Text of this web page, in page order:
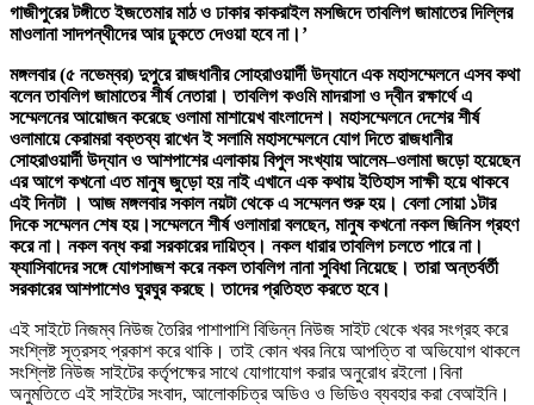
গাজীপুরের টঙ্গীতে ইজতেমার মাঠ ও ঢাকার কাকরাইল মসজিদে তাবলিগ জামাতের দিল্লির
মাওলানা সাদপন্থীদের আর ঢুকতে দেওয়া হবে না।’
মঙ্গলবার (৫ নভেম্বর) দুপুরে রাজধানীর সোহরাওয়ার্দী উদ্যানে এক মহাসম্মেলনে এসব কথা
বলেন তাবলিগ জামাতের শীর্ষ নেতারা। তাবলিগ কওমি মাদরাসা ও দ্বীন রক্ষার্থে এ
সম্মেলনের আয়োজন করেছে ওলামা মাশায়েখ বাংলাদেশ। মহাসম্মেলনে দেশের শীর্ষ
ওলামায়ে কেরামরা বক্তব্য রাখেন ই সলামি মহাসম্মেলনে যোগ দিতে রাজধানীর
সোহরাওয়ার্দী উদ্যান ও আশপাশের এলাকায় বিপুল সংখ্যায় আলেম–ওলামা জড়ো হয়েছেন
এর আগে কখনো এত মানুষ জুড়ো হয় নাই এখানে এক কথায় ইতিহাস সাক্ষী হয়ে থাকবে
এই দিনটা । আজ মঙ্গলবার সকাল নয়টা থেকে এ সম্মেলন শুরু হয়। বেলা সোয়া ১টার
দিকে সম্মেলন শেষ হয়।সম্মেলনে শীর্ষ ওলামারা বলছেন, মানুষ কখনো নকল জিনিস গ্রহণ
করে না। নকল বন্ধ করা সরকারের দায়িত্ব। নকল ধারার তাবলিগ চলতে পারে না।
ফ্যাসিবাদের সঙ্গে যোগসাজশ করে নকল তাবলিগ নানা সুবিধা নিয়েছে। তারা অন্তর্বর্তী
সরকারের আশপাশেও ঘুরঘুর করছে। তাদের প্রতিহত করতে হবে।
এই সাইটে নিজম্ব নিউজ তৈরির পাশাপাশি বিভিন্ন নিউজ সাইট থেকে খবর সংগ্রহ করে
সংশ্লিষ্ট সূত্রসহ প্রকাশ করে থাকি। তাই কোন খবর নিয়ে আপত্তি বা অভিযোগ থাকলে
সংশ্লিষ্ট নিউজ সাইটের কর্তৃপক্ষের সাথে যোগাযোগ করার অনুরোধ রইলো।বিনা
অনুমতিতে এই সাইটের সংবাদ, আলোকচিত্র অডিও ও ভিডিও ব্যবহার করা বেআইনি।